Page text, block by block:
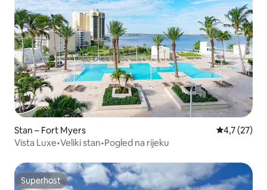
Stan – Fort Myers Prosječna
4,7 (27)
Vista Luxe•Veliki stan•Pogled na rijeku
Superhost
Superhost